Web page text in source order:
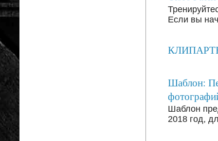
Если вы
КЛИПАРТЫ:
Шаблон:
Шаблон
2018 год,